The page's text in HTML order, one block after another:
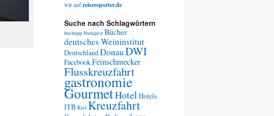
wir aufreisereporter.de
Suche nach Schlagwörtern
buchtipp Budapest Bücher
deutsches Weininstitut
DeutschlandDonauDWI
FacebookFeinschmecker
Flusskreuzfahrt
gastronomie
GourmetHotel Hotels
ITB Kiel Kreuzfahrt